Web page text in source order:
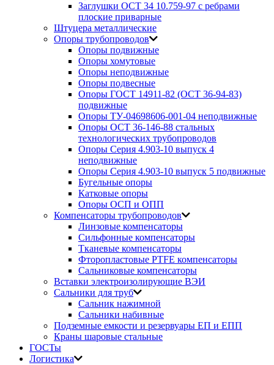
Заглушки ОСТ 34 10.759-97 с ребрами
плоские приварные
Штуцера металлические
Опоры трубопроводов
Опоры подвижные
Опоры хомутовые
Опоры неподвижные
Опоры подвесные
Опоры ГОСТ 14911-82 (ОСТ 36-94-83)
подвижные
Опоры ТУ-04698606-001-04 неподвижные
Опоры ОСТ 36-146-88 стальных
технологических трубопроводов
Опоры Серия 4.903-10 выпуск 4
неподвижные
Опоры Серия 4.903-10 выпуск 5 подвижные
Бугельные опоры
Катковые опоры
Опоры ОСП и ОПП
Компенсаторы трубопроводов
Линзовые компенсаторы
Сильфонные компенсаторы
Тканевые компенсаторы
Фторопластовые PTFE компенсаторы
Сальниковые компенсаторы
Вставки электроизолирующие ВЭИ
Сальники для труб
Сальник нажимной
Сальники набивные
Подземные емкости и резервуары ЕП и ЕПП
Краны шаровые стальные
ГОСТы
Логистика